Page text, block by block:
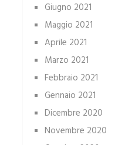
Giugno 2021
Maggio 2021
Aprile 2021
Marzo 2021
Febbraio 2021
Gennaio 2021
Dicembre 2020
Novembre 2020